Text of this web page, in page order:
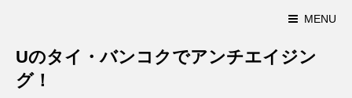
MENU
Uのタイ・バンコクでアンチエイジン
グ！